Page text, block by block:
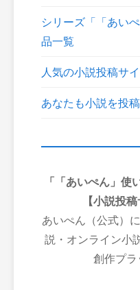
シリーズ「「あい
品一覧
人気の小説投稿サ
あなたも小説を投
「「あいぺん」使
【小説投
あいぺん（公式）
説・オンライン小
創作プラ